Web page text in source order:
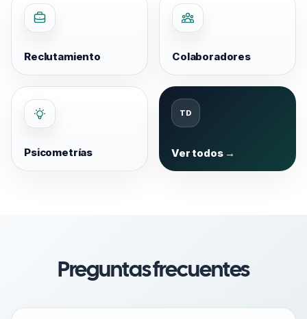
Reclutamiento Colaboradores
Psicometrías Ver todos →
Preguntas frecuentes